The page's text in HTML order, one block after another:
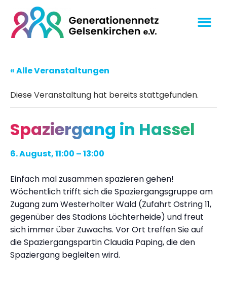
« Alle Veranstaltungen
Diese Veranstaltung hat bereits stattgefunden.
Spaziergang in Hassel
6. August, 11:00 –13:00
Einfach mal zusammen spazieren gehen!
Wöchentlich trifft sich die Spaziergangsgruppe am
Zugang zum Westerholter Wald (Zufahrt Ostring 11,
gegenüber des Stadions Löchterheide) und freut
sich immer über Zuwachs. Vor Ort treffen Sie auf
die Spaziergangspartin Claudia Paping, die den
Spaziergang begleiten wird.